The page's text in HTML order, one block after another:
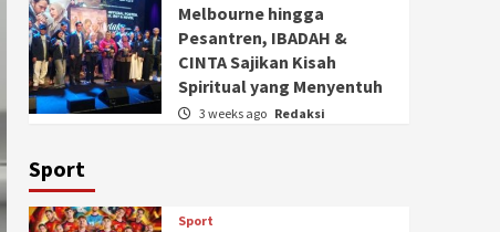
Melbourne hingga
Pesantren, IBADAH &
CINTA Sajikan Kisah
Spiritual yang Menyentuh
3 weeks ago Redaksi
Sport
Sport